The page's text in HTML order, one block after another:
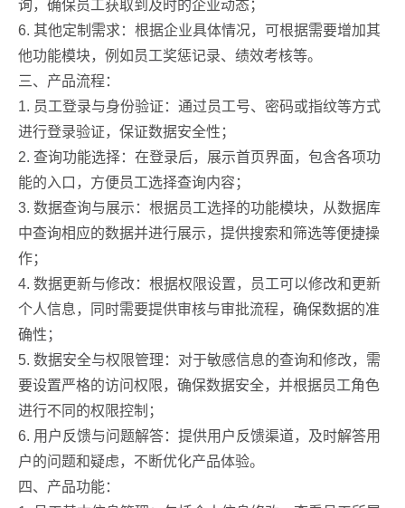
询，确保员工获取到及时的企业动态；
6. 其他定制需求：根据企业具体情况，可根据需要增加其
他功能模块，例如员工奖惩记录、绩效考核等。
三、产品流程：
1. 员工登录与身份验证：通过员工号、密码或指纹等方式
进行登录验证，保证数据安全性；
2. 查询功能选择：在登录后，展示首页界面，包含各项功
能的入口，方便员工选择查询内容；
3. 数据查询与展示：根据员工选择的功能模块，从数据库
中查询相应的数据并进行展示，提供搜索和筛选等便捷操
作；
4. 数据更新与修改：根据权限设置，员工可以修改和更新
个人信息，同时需要提供审核与审批流程，确保数据的准
确性；
5. 数据安全与权限管理：对于敏感信息的查询和修改，需
要设置严格的访问权限，确保数据安全，并根据员工角色
进行不同的权限控制；
6. 用户反馈与问题解答：提供用户反馈渠道，及时解答用
户的问题和疑虑，不断优化产品体验。
四、产品功能：